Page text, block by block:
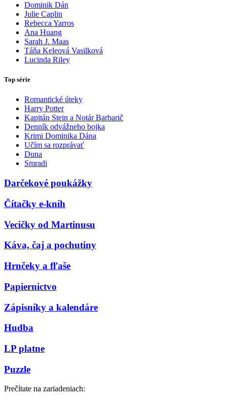
Dominik Dán
Julie Caplin
Rebecca Yarros
Ana Huang
Sarah J. Maas
Táňa Keleová Vasilková
Lucinda Riley
Top série
Romantické úteky
Harry Potter
Kapitán Stein a Notár Barbarič
Denník odvážneho bojka
Krimi Dominika Dána
Učím sa rozprávať
Duna
Smradi
Darčekové poukážky
Čítačky e-kníh
Vecičky od Martinusu
Káva, čaj a pochutiny
Hrnčeky a fľaše
Papiernictvo
Zápisníky a kalendáre
Hudba
LP platne
Puzzle
Prečítate na zariadeniach: